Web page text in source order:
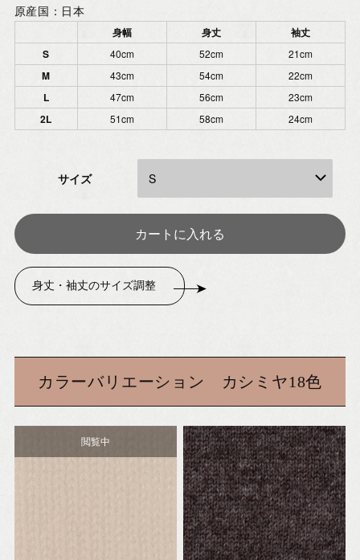
原産国：日本
身幅 身丈
袖丈
S
40cm 52cm 21cm
M 43cm 54cm 22cm
L 47cm 56cm 23cm
2L 51cm 58cm 24cm
サイズ
身丈・袖丈のサイズ調整
カラーバリエーション カシミヤ18色